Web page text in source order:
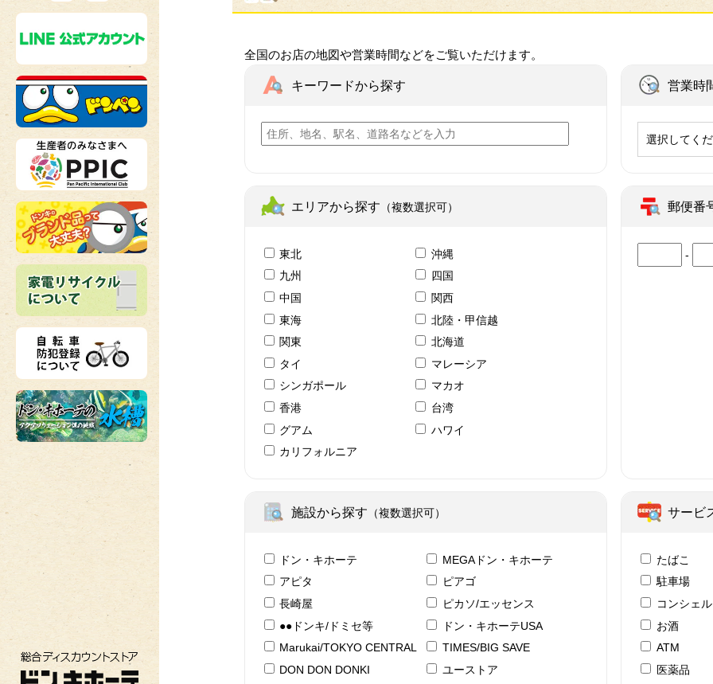
総合ディスカウントストア ドン・キホーテ
全国のお店の地図や営業時間などをご覧いただけます。
キーワードから探す 営業時
選択してく
エリアから探す （複数選択可）
東北
沖縄
九州
四国
中国
関西
東海
北陸・甲信越
関東
北海道
タイ
マレーシア
シンガポール
マカオ
香港
台湾
グアム
ハワイ
カリフォルニア
郵便番
-
施設から探す （複数選択可）
ドン・キホーテ
MEGAドン・キホーテ
アピタ
ピアゴ
長崎屋
ピカソ/エッセンス
●●ドンキ/ドミセ等
ドン・キホーテUSA
Marukai/TOKYO CENTRAL
TIMES/BIG SAVE
DON DON DONKI
ユーストア
サービ
たばこ
駐車場
コンシェ
お酒
ATM
医薬品